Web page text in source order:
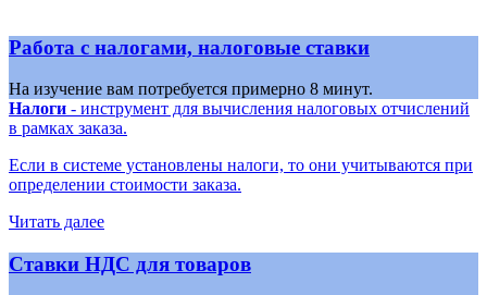
Работа с налогами, налоговые ставки
На изучение вам потребуется примерно 8 минут.
Налоги - инструмент для вычисления налоговых отчислений
в рамках заказа.
Если в системе установлены налоги, то они учитываются при
определении стоимости заказа.
Читать далее
Ставки НДС для товаров